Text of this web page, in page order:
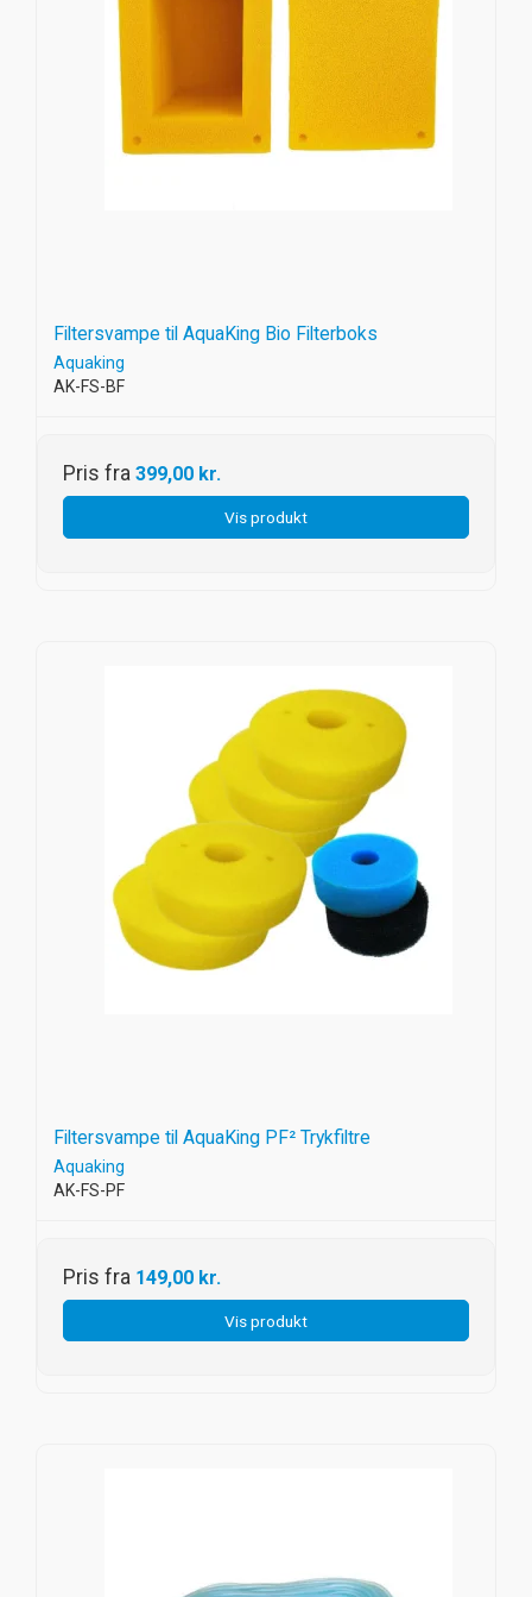
Filtersvampe til AquaKing Bio Filterboks
Aquaking
AK-FS-BF
Pris fra 399,00 kr.
Vis produkt
Filtersvampe til AquaKing PF² Trykfiltre
Aquaking
AK-FS-PF
Pris fra 149,00 kr.
Vis produkt